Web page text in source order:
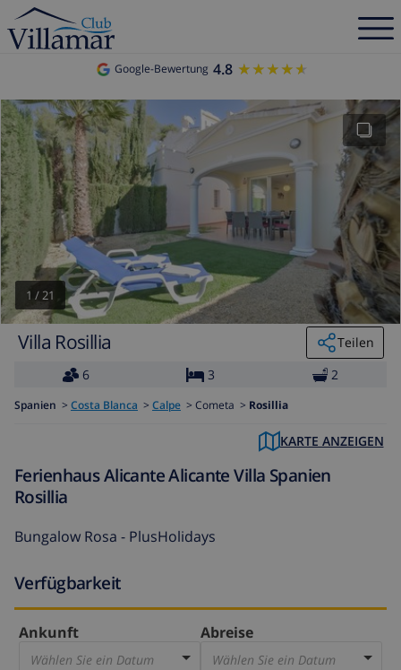
Google-Bewertung 4.8 ★★★★★
★★★★★
1 /21
Villa Rosillia
Teilen
6
3 2
Spanien > Costa Blanca > Calpe > Cometa > Rosillia
KARTE ANZEIGEN
Ferienhaus Alicante Alicante Villa Spanien
Rosillia
Bungalow Rosa - PlusHolidays
Verfügbarkeit
Ankunft
Wählen Sie ein Datum
Abreise
Wählen Sie ein Datum